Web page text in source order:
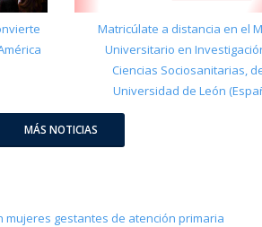
Matricúlate a distancia en el
Universitario en
Ciencias Sociosanitarias,
Universidad de León
MÁS NOTICIAS
gestantes de atención primaria